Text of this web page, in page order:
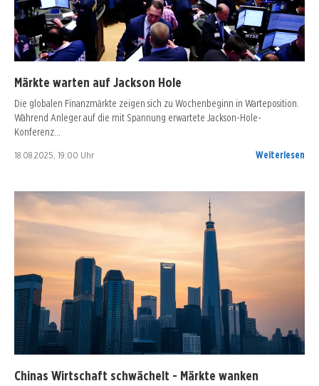
Märkte warten auf Jackson Hole
Die globalen Finanzmärkte zeigen sich zu Wochenbeginn in Warteposition.
Während Anleger auf die mit Spannung erwartete Jackson-Hole-
Konferenz…
18.08.2025, 19:00 Uhr Weiterlesen
Chinas Wirtschaft schwächelt - Märkte wanken